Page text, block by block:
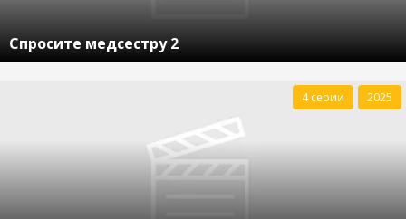
Спросите медсестру 2
4 серии 2025